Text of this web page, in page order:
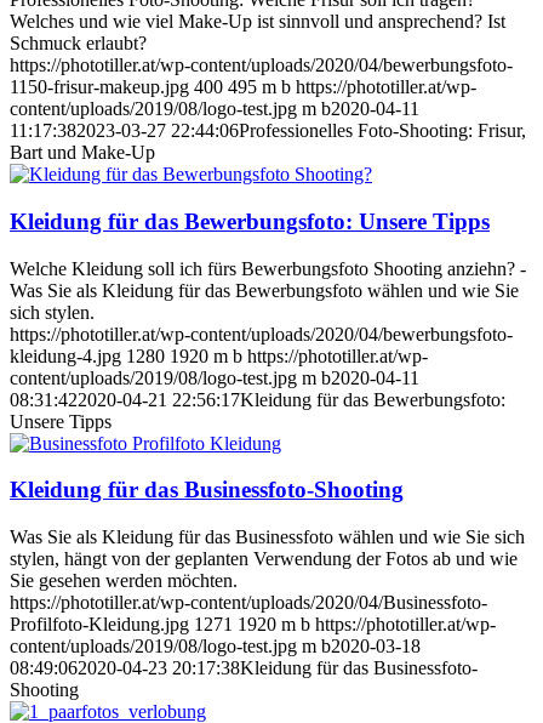
Welches und wie viel Make-Up ist sinnvoll und ansprechend? Ist
Schmuck erlaubt?
https://phototiller.at/wp-content/uploads/2020/04/bewerbungsfoto-
1150-frisur-makeup.jpg 400 495 m b https://phototiller.at/wp-
content/uploads/2019/08/logo-test.jpg m b2020-04-11
11:17:382023-03-27 22:44:06Professionelles Foto-Shooting: Frisur,
Bart und Make-Up
Kleidung für das Bewerbungsfoto: Unsere Tipps
Welche Kleidung soll ich fürs Bewerbungsfoto Shooting anziehn? -
Was Sie als Kleidung für das Bewerbungsfoto wählen und wie Sie
sich stylen.
https://phototiller.at/wp-content/uploads/2020/04/bewerbungsfoto-
kleidung-4.jpg 1280 1920 m b https://phototiller.at/wp-
content/uploads/2019/08/logo-test.jpg m b2020-04-11
08:31:422020-04-21 22:56:17Kleidung für das Bewerbungsfoto:
Unsere Tipps
Kleidung für das Businessfoto-Shooting
Was Sie als Kleidung für das Businessfoto wählen und wie Sie sich
stylen, hängt von der geplanten Verwendung der Fotos ab und wie
Sie gesehen werden möchten.
https://phototiller.at/wp-content/uploads/2020/04/Businessfoto-
Profilfoto-Kleidung.jpg 1271 1920 m b https://phototiller.at/wp-
content/uploads/2019/08/logo-test.jpg m b2020-03-18
08:49:062020-04-23 20:17:38Kleidung für das Businessfoto-
Shooting